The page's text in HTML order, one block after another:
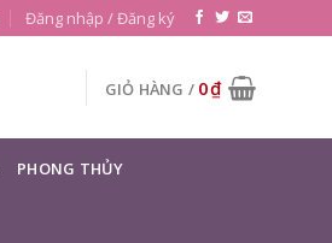
Đăng nhập / Đăng ký
GIỎ HÀNG / 0₫
PHONG THỦY